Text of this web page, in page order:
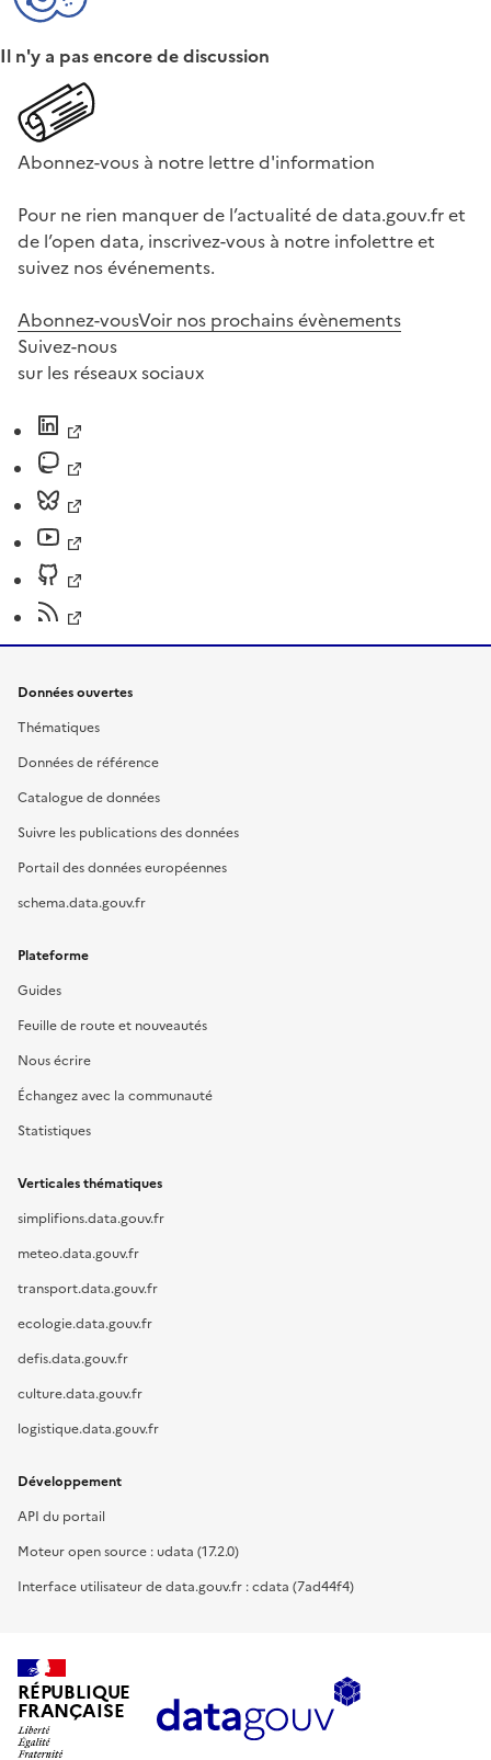
Il n'y a pas encore de discussion
Abonnez-vous à notre lettre d'information
Pour ne rien manquer de l’actualité de data.gouv.fr et
de l’open data, inscrivez-vous à notre infolettre et
suivez nos événements.
Abonnez-vousVoir nos prochains évènements
Suivez-nous
sur les réseaux sociaux
Données ouvertes
Thématiques
Données de référence
Catalogue de données
Suivre les publications des données
Portail des données européennes
schema.data.gouv.fr
Plateforme
Guides
Feuille de route et nouveautés
Nous écrire
Échangez avec la communauté
Statistiques
Verticales thématiques
simplifions.data.gouv.fr
meteo.data.gouv.fr
transport.data.gouv.fr
ecologie.data.gouv.fr
defis.data.gouv.fr
culture.data.gouv.fr
logistique.data.gouv.fr
Développement
API du portail
Moteur open source : udata (17.2.0)
Interface utilisateur de data.gouv.fr : cdata (7ad44f4)
RÉPUBLIQUE
FRANÇAISE